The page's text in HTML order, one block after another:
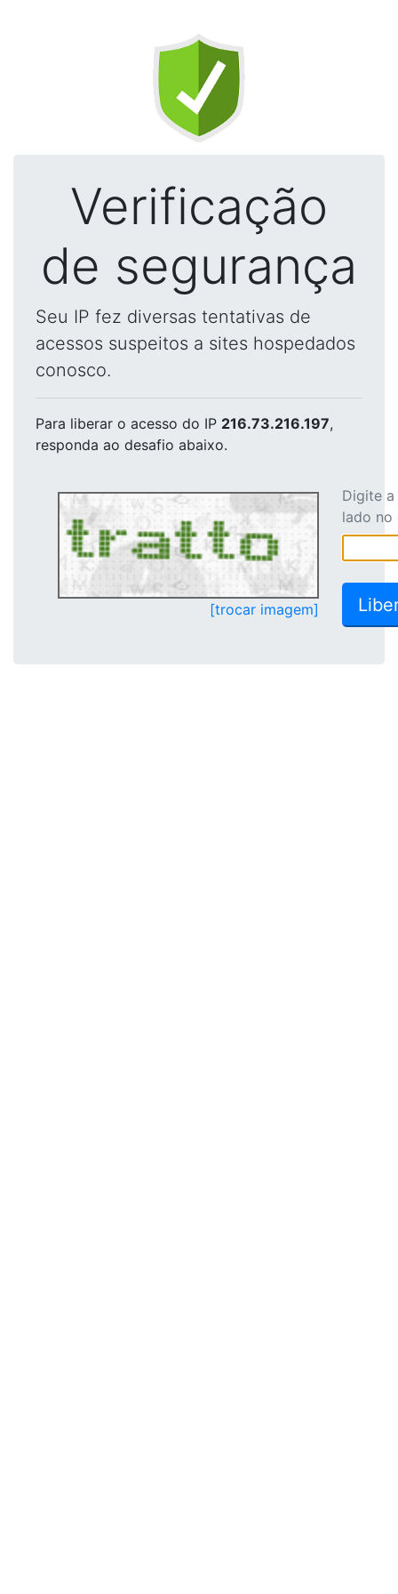
Verificação
de segurança
Seu IP fez diversas tentativas de
acessos suspeitos a sites hospedados
conosco.
Para liberar o acesso do IP 216.73.216.197,
responda ao desafio abaixo.
[trocar imagem]
Digite
lado no